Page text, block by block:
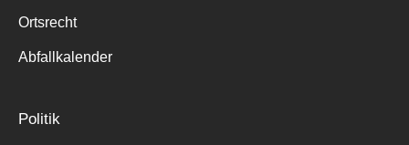
Ortsrecht
Abfallkalender
Politik